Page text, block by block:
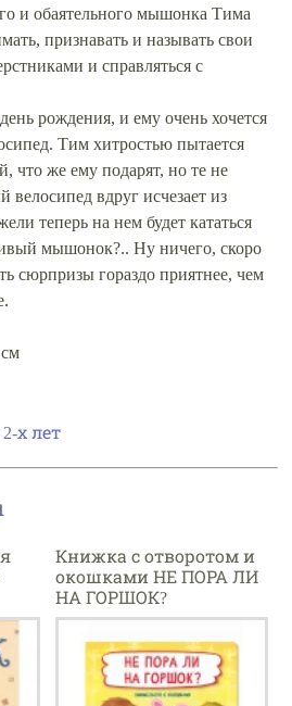
и обаятельного мышонка Тима
признавать и называть свои
и справляться с
рождения, и ему очень хочется
Тим хитростью пытается
что же ему подарят, но те не
вдруг исчезает из
теперь на нем будет кататься
мышонок?.. Ну ничего, скоро
сюрпризы гораздо приятнее, чем
2-х лет
Книжка с отворотом и
окошками НЕ ПОРА ЛИ
НА ГОРШОК?